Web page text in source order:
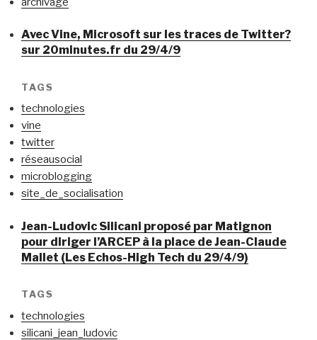
Avec Vine, Microsoft sur les traces de Twitter?
sur 20minutes.fr du 29/4/9
TAGS
technologies
vine
twitter
réseausocial
microblogging
site_de_socialisation
Jean-Ludovic Silicani proposé par Matignon
pour diriger l’ARCEP à la place de Jean-Claude
Mallet (Les Echos-High Tech du 29/4/9)
TAGS
technologies
silicani_jean_ludovic